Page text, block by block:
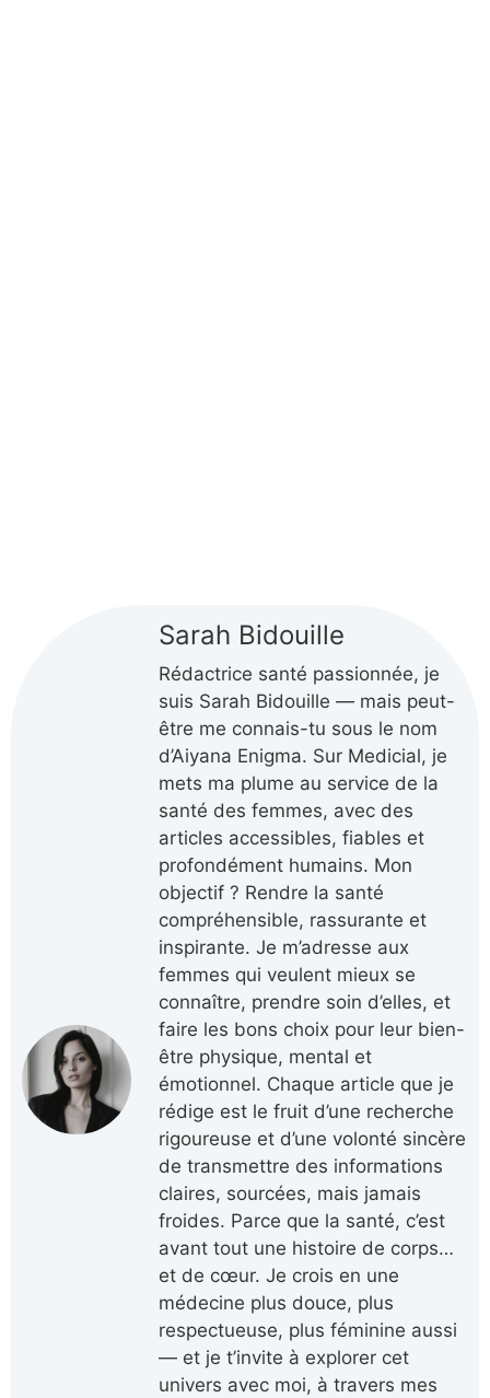
Sarah Bidouille
Rédactrice santé passionnée, je
suis Sarah Bidouille — mais peut-
être me connais-tu sous le nom
d’Aiyana Enigma. Sur Medicial, je
mets ma plume au service de la
santé des femmes, avec des
articles accessibles, fiables et
profondément humains. Mon
objectif ? Rendre la santé
compréhensible, rassurante et
inspirante. Je m’adresse aux
femmes qui veulent mieux se
connaître, prendre soin d’elles, et
faire les bons choix pour leur bien-
être physique, mental et
émotionnel. Chaque article que je
rédige est le fruit d’une recherche
rigoureuse et d’une volonté sincère
de transmettre des informations
claires, sourcées, mais jamais
froides. Parce que la santé, c’est
avant tout une histoire de corps…
et de cœur. Je crois en une
médecine plus douce, plus
respectueuse, plus féminine aussi
— et je t’invite à explorer cet
univers avec moi, à travers mes